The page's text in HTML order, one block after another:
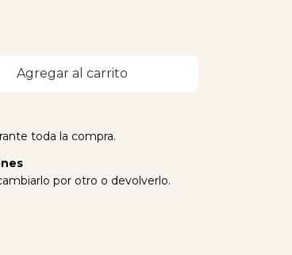
toda la compra.
por otro o devolverlo.